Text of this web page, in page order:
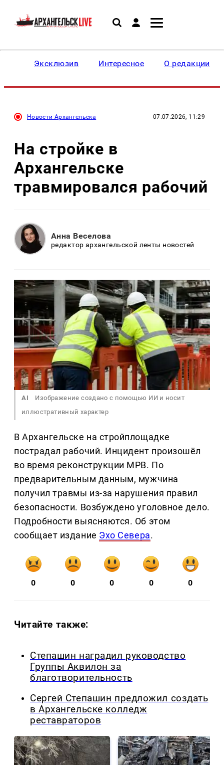
Эксклюзив Интересное О редакции
Новости Архангельска 07.07.2026, 11:29
На стройке в
Архангельске
травмировался рабочий
Анна Веселова
редактор архангельской ленты новостей
AI
Изображение создано с помощью ИИ и носит
иллюстративный характер
В Архангельске на стройплощадке
пострадал рабочий. Инцидент произошёл
во время реконструкции МРВ. По
предварительным данным, мужчина
получил травмы из-за нарушения правил
безопасности. Возбуждено уголовное дело.
Подробности выясняются. Об этом
сообщает издание Эхо Севера.
0 0 0 0 0
Читайте также:
Степашин наградил руководство
Группы Аквилон за
благотворительность
Сергей Степашин предложил создать
в Архангельске колледж
реставраторов